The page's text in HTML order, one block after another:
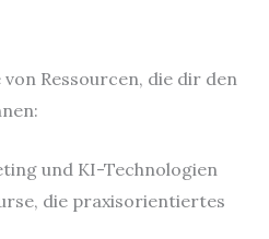
Ressourcen, die dir den
und KI-Technologien
die praxisorientiertes